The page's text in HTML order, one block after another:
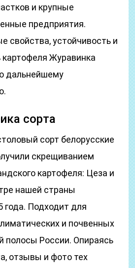
и крупные
предприятия.
свойства, устойчивость и
картофеля Журавинка
дальнейшему
сорта
сорт белорусские
скрещиванием
картофеля: Цеза и
нашей страны
года. Подходит для
и почвенных
полосы России. Опираясь
отзывы и фото тех